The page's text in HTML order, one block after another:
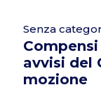
Senza
avvisi del
mozione